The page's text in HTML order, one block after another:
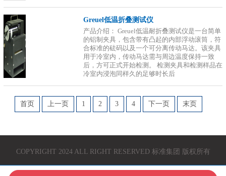
Greuel低温折叠测试仪
产品介绍： Greuel低温耐折叠测试仪是一台简单
的铝制夹具，包含带有凸起的内部浮动滚筒，符
合标准的砝码以及一个可分离传动马达。该夹具
用于冷室内，传动马达需与周边温度保持一致
后，方可正式开始检测。 检测夹具和检测样品在
冷室内浸泡同样久的足够时长后
首页 上一页 1 2 3 4 下一页 末页
COPYRIGHT 2024 ALL RIGHT RESERVED 标准集团 版权所有